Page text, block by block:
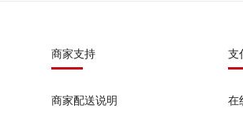
商家支持
商家配送说明
支
在